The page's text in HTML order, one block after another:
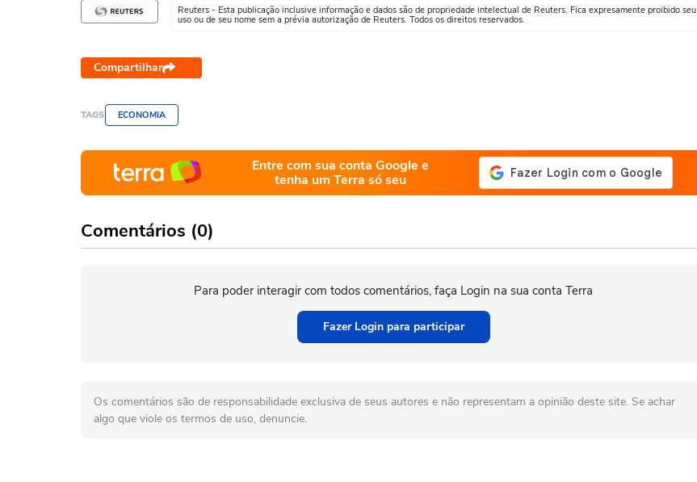
Reuters - Esta publicação inclusive informação e dados são de propriedade intelectual de Reuters. Fica expresamente proibido seu
uso ou de seu nome sem a prévia autorização de Reuters. Todos os direitos reservados.
Compartilhar
TAGS ECONOMIA
Entre com sua conta Google e
tenha um Terra só seu
Comentários (0)
Para poder interagir com todos comentários, faça Login na sua conta Terra
Fazer Login para participar
Os comentários são de responsabilidade exclusiva de seus autores e não representam a opinião deste site. Se achar
algo que viole os termos de uso, denuncie.